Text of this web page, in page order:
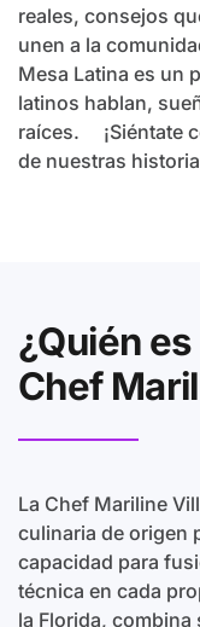
reales, consejos
unen a la
Mesa Latina es un
latinos hablan,
raíces. ¡Siéntate
de nuestras
¿Quién es
Chef
La Chef Mariline
culinaria de origen
capacidad para
técnica en cada
la Florida,